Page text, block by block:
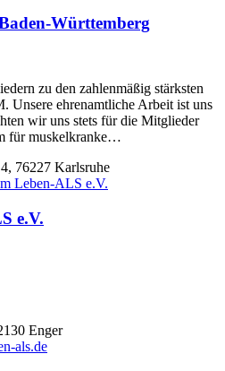
Württemberg
zu den zahlenmäßig stärksten
Unsere ehrenamtliche Arbeit ist uns
wir uns stets für die Mitglieder
für muskelkranke…
76227 Karlsruhe
e.V.
Enger
als.de